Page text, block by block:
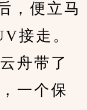
，便立马
接走。
舟带了
一个保